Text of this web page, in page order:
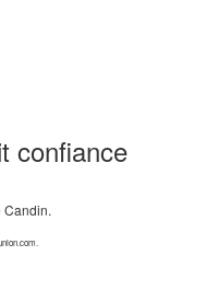
confiance